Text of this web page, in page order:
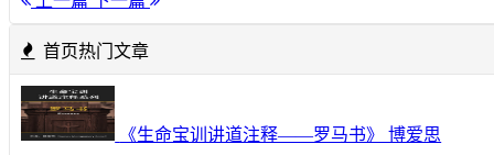
首页热门文章
《生命宝训讲道注释——罗马书》 博爱思